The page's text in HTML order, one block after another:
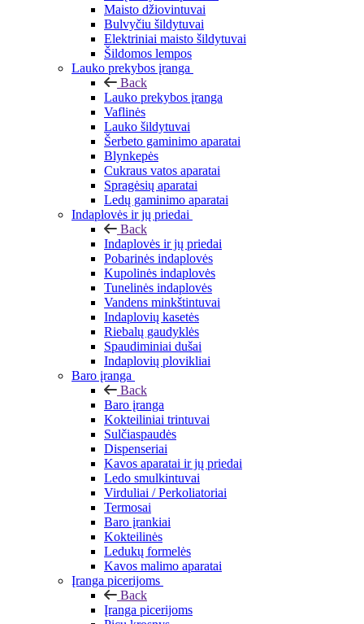
Maisto džiovintuvai
Bulvyčiu šildytuvai
Elektriniai maisto šildytuvai
Šildomos lempos
Lauko prekybos įranga
Back
Lauko prekybos įranga
Vaflinės
Lauko šildytuvai
Šerbeto gaminimo aparatai
Blynkepės
Cukraus vatos aparatai
Spragėsių aparatai
Ledų gaminimo aparatai
Indaplovės ir jų priedai
Back
Indaplovės ir jų priedai
Pobarinės indaplovės
Kupolinės indaplovės
Tunelinės indaplovės
Vandens minkštintuvai
Indaplovių kasetės
Riebalų gaudyklės
Spaudiminiai dušai
Indaplovių plovikliai
Baro įranga
Back
Baro įranga
Kokteiliniai trintuvai
Sulčiaspaudės
Dispenseriai
Kavos aparatai ir jų priedai
Ledo smulkintuvai
Virduliai / Perkoliatoriai
Termosai
Baro įrankiai
Kokteilinės
Ledukų formelės
Kavos malimo aparatai
Įranga picerijoms
Back
Įranga picerijoms